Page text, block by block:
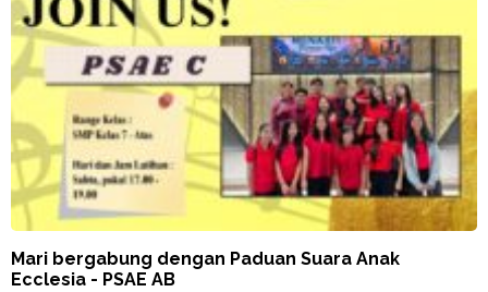
Mari bergabung dengan Paduan Suara Anak
Ecclesia - PSAE AB